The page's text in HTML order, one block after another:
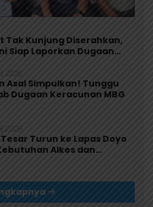
Tak Kunjung Diserahkan,
Siap Laporkan Dugaan
2026
Asal Simpulkan! Tunggu
Dugaan Keracunan MBG
2026
Turun ke Lapas Doyo
Alkes dan